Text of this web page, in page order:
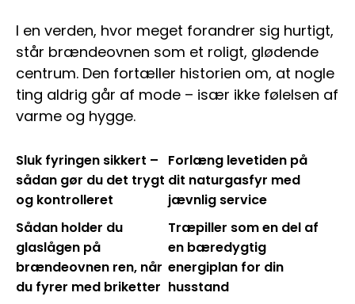
I en verden, hvor meget forandrer sig hurtigt,
står brændeovnen som et roligt, glødende
centrum. Den fortæller historien om, at nogle
ting aldrig går af mode – især ikke følelsen af
varme og hygge.
Sluk fyringen sikkert –
sådan gør du det trygt
og kontrolleret
Forlæng levetiden på
dit naturgasfyr med
jævnlig service
Sådan holder du
glaslågen på
brændeovnen ren, når
du fyrer med briketter
Træpiller som en del af
en bæredygtig
energiplan for din
husstand